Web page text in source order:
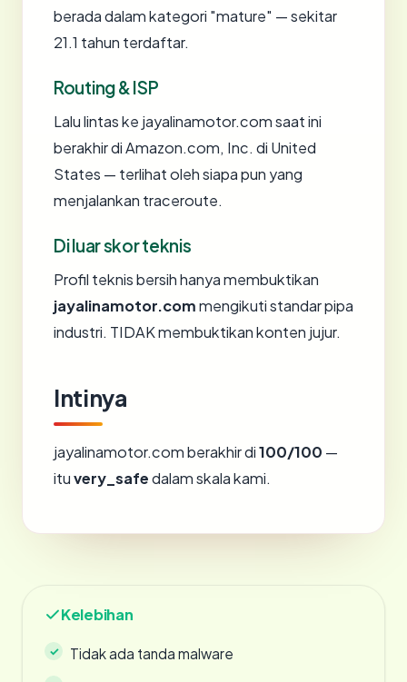
berada dalam kategori "mature" — sekitar
21.1 tahun terdaftar.
Routing & ISP
Lalu lintas ke jayalinamotor.com saat ini
berakhir di Amazon.com, Inc. di United
States — terlihat oleh siapa pun yang
menjalankan traceroute.
Di luar skor teknis
Profil teknis bersih hanya membuktikan
jayalinamotor.commengikuti standar pipa
industri. TIDAK membuktikan konten jujur.
Intinya
jayalinamotor.com berakhir di100/100 —
ituvery_safedalam skala kami.
Kelebihan
Tidak ada tanda malware